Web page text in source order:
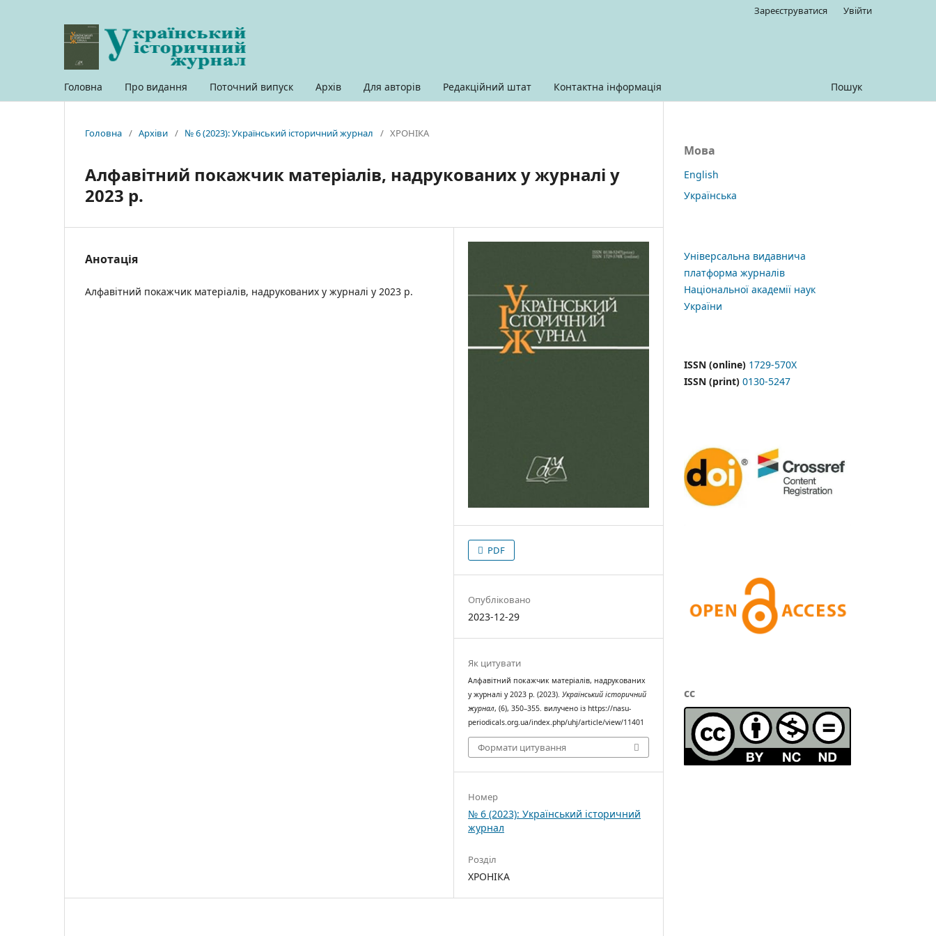
Головна Про видання Поточний випуск Архів Для авторів Редакційний штат Контактна інформація Пошук
Зареєструватися Увійти
Головна / Архіви / № 6 (2023): Український історичний журнал / ХРОНІКА
Алфавітний покажчик матеріалів, надрукованих у журналі у
2023 р.
Анотація
Алфавітний покажчик матеріалів, надрукованих у журналі у 2023 р.
PDF
Опубліковано
2023-12-29
Як цитувати
Алфавітний покажчик матеріалів, надрукованих
у журналі у 2023 р. (2023).Український історичний
журнал, (6), 350–355. вилучено із https://nasu-
periodicals.org.ua/index.php/uhj/article/view/11401
Формати цитування
Номер
№ 6 (2023): Український історичний
журнал
Розділ
ХРОНІКА
Мова
English
Українська
Універсальна видавнича
платформа журналів
Національної академії наук
України
ISSN (online) 1729-570X
ISSN (print) 0130-5247
cc